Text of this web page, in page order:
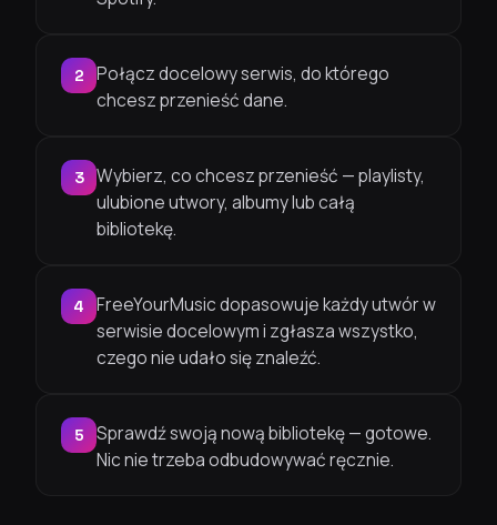
2
Połącz docelowy serwis, do którego
chcesz przenieść dane.
3
Wybierz, co chcesz przenieść — playlisty,
ulubione utwory, albumy lub całą
bibliotekę.
4
FreeYourMusic dopasowuje każdy utwór w
serwisie docelowym i zgłasza wszystko,
czego nie udało się znaleźć.
5
Sprawdź swoją nową bibliotekę — gotowe.
Nic nie trzeba odbudowywać ręcznie.